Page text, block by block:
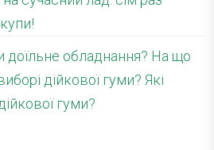
доїльне обладнання? На що
дійкової гуми? Які
гуми?